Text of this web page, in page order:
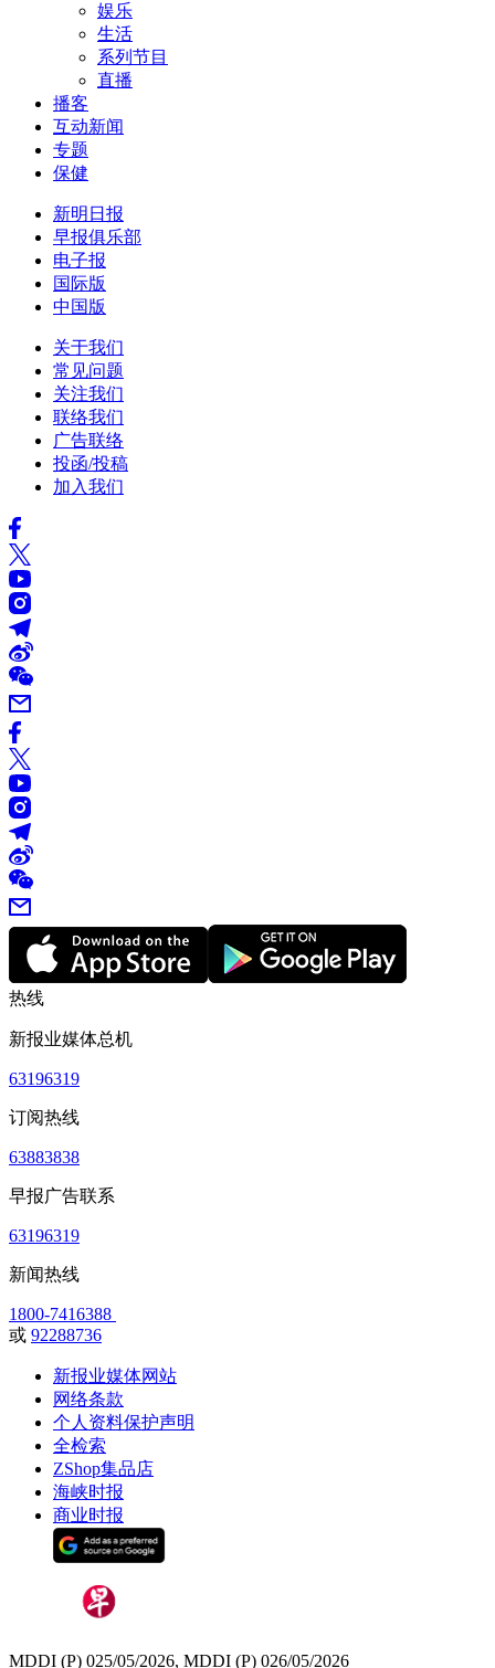
娱乐
生活
系列节目
直播
播客
互动新闻
专题
保健
新明日报
早报俱乐部
电子报
国际版
中国版
关于我们
常见问题
关注我们
联络我们
广告联络
投函/投稿
加入我们
热线
新报业媒体总机
63196319
订阅热线
63883838
早报广告联系
63196319
新闻热线
1800-7416388
或 92288736
新报业媒体网站
网络条款
个人资料保护声明
全检索
ZShop集品店
海峡时报
商业时报
MDDI (P) 025/05/2026, MDDI (P) 026/05/2026